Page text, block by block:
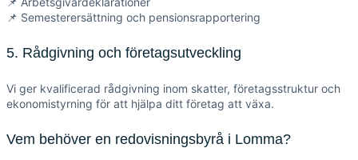
📌 Semesterersättning och pensionsrapportering
5. Rådgivning och företagsutveckling
Vi ger kvalificerad rådgivning inom skatter, företagsstruktur och
ekonomistyrning för att hjälpa ditt företag att växa.
Vem behöver en redovisningsbyrå i Lomma?